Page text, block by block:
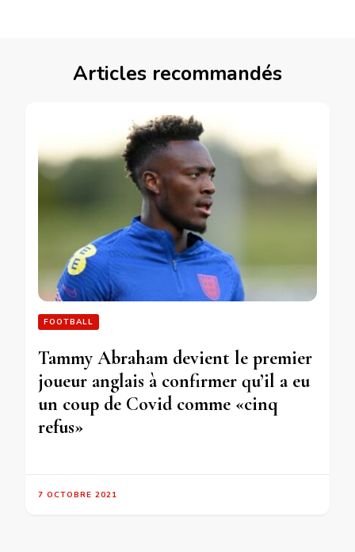
Articles recommandés
FOOTBALL
Tammy Abraham devient le premier
joueur anglais à confirmer qu’il a eu
un coup de Covid comme «cinq
refus»
7 OCTOBRE 2021